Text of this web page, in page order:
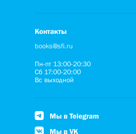
Контакты
books@sfi.ru
Пн-пт 13:00-20:30
Сб 17:00-20:00
Вс выходной
Мы в Telegram
Мы в VK